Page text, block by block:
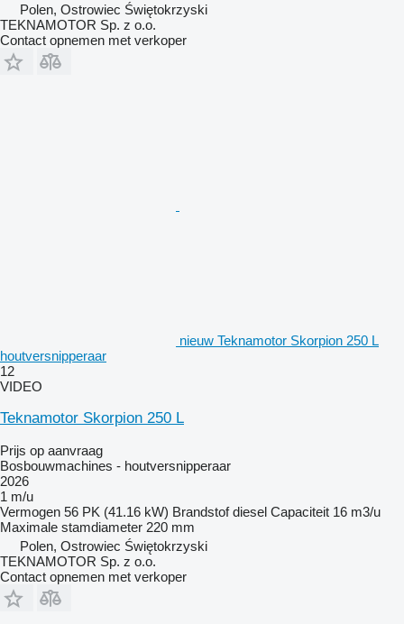
Polen, Ostrowiec Świętokrzyski
TEKNAMOTOR Sp. z o.o.
Contact opnemen met verkoper
nieuw Teknamotor Skorpion 250 L
houtversnipperaar
12
VIDEO
Teknamotor Skorpion 250 L
Prijs op aanvraag
Bosbouwmachines - houtversnipperaar
2026
1 m/u
Vermogen 56 PK (41.16 kW) Brandstof diesel Capaciteit 16 m3/u
Maximale stamdiameter 220 mm
Polen, Ostrowiec Świętokrzyski
TEKNAMOTOR Sp. z o.o.
Contact opnemen met verkoper